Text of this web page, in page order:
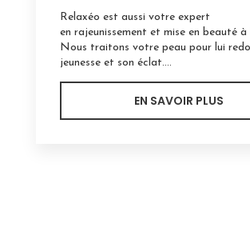
Relaxéo est aussi votre expert
en rajeunissement et mise en beauté à
Nous traitons votre peau pour lui
jeunesse et son éclat....
EN SAVOIR PLUS